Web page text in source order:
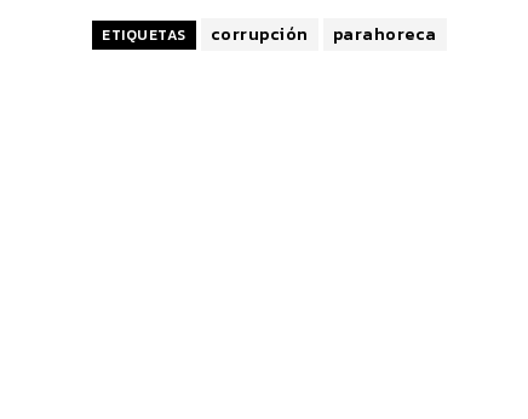
ETIQUETAS corrupción parahoreca